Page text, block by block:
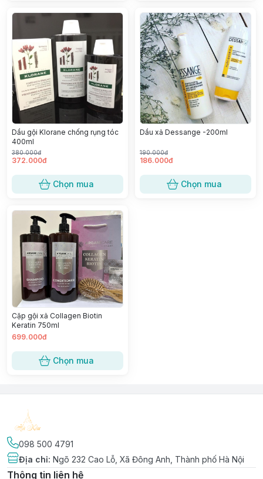
Dầu gội Klorane chống rụng tóc
400ml
380.000đ
372.000đ
Chọn mua
Dầu xả Dessange -200ml
190.000đ
186.000đ
Chọn mua
Cặp gội xả Collagen Biotin
Keratin 750ml
699.000đ
Chọn mua
098 500 4791
Địa chỉ: Ngõ 232 Cao Lỗ, Xã Đông Anh, Thành phố Hà Nội
Thông tin liên hệ